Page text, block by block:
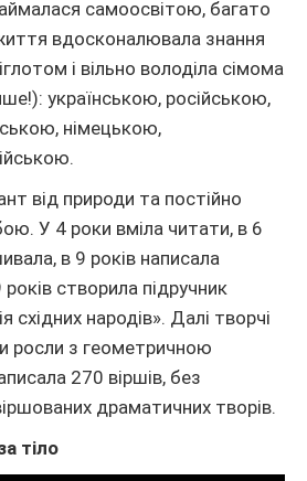
самоосвітою, багато
вдосконалювала знання
і вільно володіла сімома
українською, російською,
німецькою,
від природи та постійно
У 4 роки вміла читати, в 6
в 9 років написала
створила підручник
східних народів». Далі творчі
росли з геометричною
270 віршів, без
драматичних творів.
тіло